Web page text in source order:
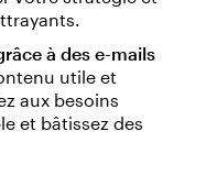
à des e-mails
utile et
aux besoins
et bâtissez des